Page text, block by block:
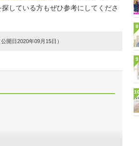
している方もぜひ参考にしてくださ
開日2020年09月15日）
8
9